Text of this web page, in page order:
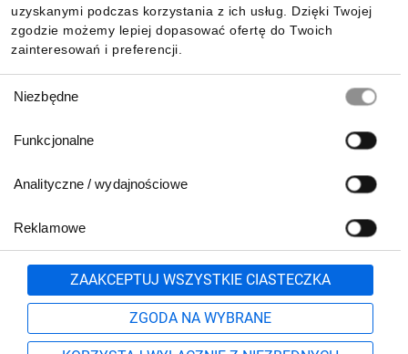
uzyskanymi podczas korzystania z ich usług. Dzięki Twojej
zgodzie możemy lepiej dopasować ofertę do Twoich
zainteresowań i preferencji.
zgody
Niezbędne
Funkcjonalne
Analityczne / wydajnościowe
Reklamowe
ZAAKCEPTUJ WSZYSTKIE CIASTECZKA
ZGODA NA WYBRANE
801 500 700 lub
71 37 61 600
Formularz kontaktowy